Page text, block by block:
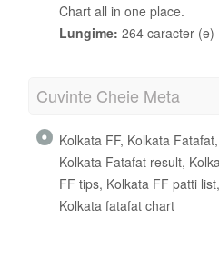
Chart all in one place.
Lungime: 264 caracter (e)
Cuvinte Cheie Meta
Kolkata FF, Kolkata
Kolkata Fatafat result,
FF tips, Kolkata FF patti
Kolkata fatafat chart